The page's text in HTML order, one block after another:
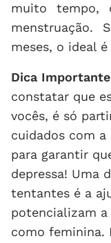
muito tempo,
meses, o ideal
Dica
constatar que
vocês, é só
cuidados com
para garantir
depressa! Uma
tentantes é a
potencializam
como feminina.